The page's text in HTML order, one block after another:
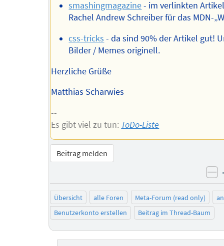
smashingmagazine- im verlinkten
Rachel Andrew Schreiber für das MDN-
css-tricks - da sind 90% der Artikel gut!
Bilder / Memes originell.
Herzliche Grüße
Matthias Scharwies
--
Es gibt viel zu tun: ToDo-Liste
Beitrag melden
Übersicht alle Foren Meta-Forum (read only)
Benutzerkonto erstellen
Beitrag im Thread-Baum